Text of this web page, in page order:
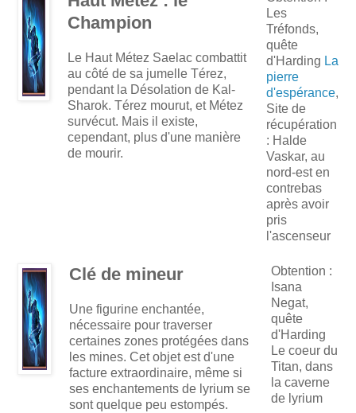
Champion
Le Haut Métez Saelac combattit
au côté de sa jumelle Térez,
pendant la Désolation de Kal-
Sharok. Térez mourut, et Métez
survécut. Mais il existe,
cependant, plus d'une manière
de mourir.
Les
Tréfonds,
quête
d'Harding La
pierre
d'espérance,
Site de
récupération
: Halde
Vaskar, au
nord-est en
contrebas
après avoir
pris
l'ascenseur
Clé de mineur
Une figurine enchantée,
nécessaire pour traverser
certaines zones protégées dans
les mines. Cet objet est d'une
facture extraordinaire, même si
ses enchantements de lyrium se
sont quelque peu estompés.
Obtention :
Isana
Negat,
quête
d'Harding
Le coeur du
Titan, dans
la caverne
de lyrium